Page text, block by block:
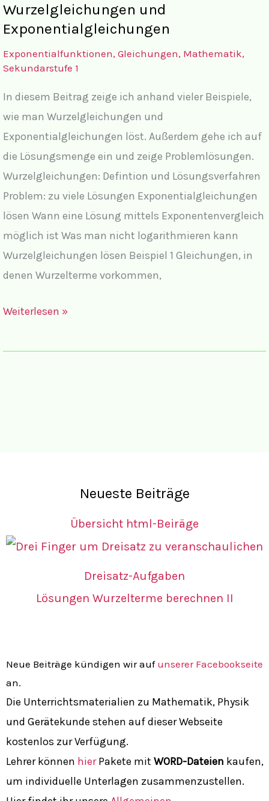
Exponentialfunktionen
Wurzelgleichungen und
Exponentialgleichungen
Exponentialfunktionen, Gleichungen, Mathematik,
Sekundarstufe 1
In diesem Beitrag zeige ich anhand vieler Beispiele,
wie man Wurzelgleichungen und
Exponentialgleichungen löst. Außerdem gehe ich auf
die Lösungsmenge ein und zeige Problemlösungen.
Wurzelgleichungen: Defintion und Lösungsverfahren
Problem: zu viele Lösungen Exponentialgleichungen
lösen Wann eine Lösung mittels Exponentenvergleich
möglich ist Was man nicht logarithmieren kann
Wurzelgleichungen lösen Beispiel 1 Gleichungen, in
denen Wurzelterme vorkommen,
Wurzelgleichungen
Exponentialgleichungen
Weiterlesen »
Neueste Beiträge
Übersicht html-Beiräge
Dreisatz-Aufgaben
Lösungen Wurzelterme berechnen II
Neue Beiträge kündigen wir auf unserer Facebookseite
an.
Die Unterrichtsmaterialien zu Mathematik, Physik
und Gerätekunde stehen auf dieser Webseite
kostenlos zur Verfügung.
Lehrer können hierPakete mit WORD-Dateien kaufen,
um individuelle Unterlagen zusammenzustellen.